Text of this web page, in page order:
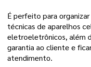
É perfeito para
técnicas de aparelhos
eletroeletrônicos, além
garantia ao cliente e
atendimento.